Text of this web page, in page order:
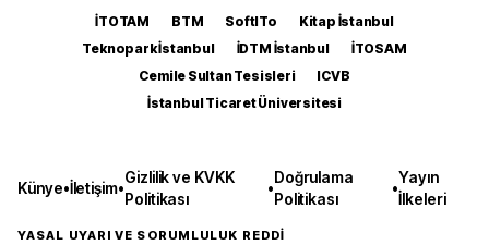
İTOTAM BTM SoftITo
Kitap İstanbul
Teknopark İstanbul
İDTM İstanbul
İTOSAM
Cemile Sultan Tesisleri
ICVB
İstanbul Ticaret Üniversitesi
Künye•İletişim•
Gizlilik ve KVKK
Politikası
•
Doğrulama
Politikası
•
Yayın
İlkeleri
YASAL UYARI VE SORUMLULUK REDDİ